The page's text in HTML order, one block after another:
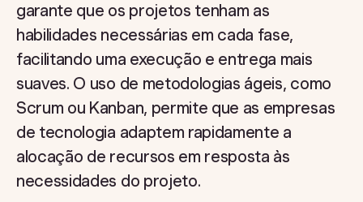
garante que os projetos tenham as
habilidades necessárias em cada fase,
facilitando uma execução e entrega mais
suaves. O uso de metodologias ágeis, como
Scrum ou Kanban, permite que as empresas
de tecnologia adaptem rapidamente a
alocação de recursos em resposta às
necessidades do projeto.